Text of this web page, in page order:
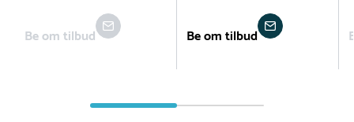
Be om tilbud Be om tilbud